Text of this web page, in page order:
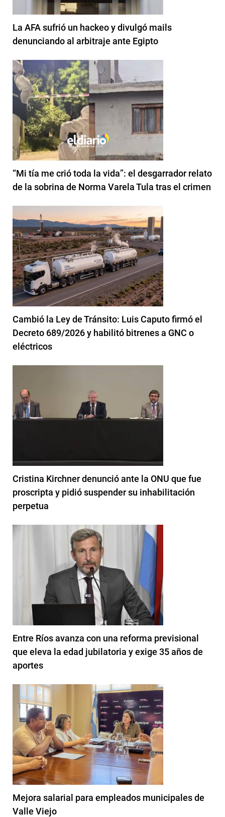
La AFA sufrió un hackeo y divulgó mails
denunciando al arbitraje ante Egipto
“Mi tía me crió toda la vida”: el desgarrador relato
de la sobrina de Norma Varela Tula tras el crimen
Cambió la Ley de Tránsito: Luis Caputo firmó el
Decreto 689/2026 y habilitó bitrenes a GNC o
eléctricos
Cristina Kirchner denunció ante la ONU que fue
proscripta y pidió suspender su inhabilitación
perpetua
Entre Ríos avanza con una reforma previsional
que eleva la edad jubilatoria y exige 35 años de
aportes
Mejora salarial para empleados municipales de
Valle Viejo